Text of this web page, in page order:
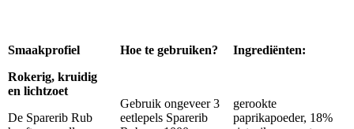
Smaakprofiel
Rokerig, kruidig
en lichtzoet
De Sparerib Rub
Hoe te gebruiken?
Gebruik ongeveer 3
eetlepels Sparerib
Ingrediënten:
gerookte
paprikapoeder, 18%